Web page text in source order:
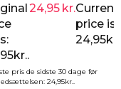
24,95 kr.Current
price is:
24,95kr..
pris de sidste 30 dage før
24,95kr..